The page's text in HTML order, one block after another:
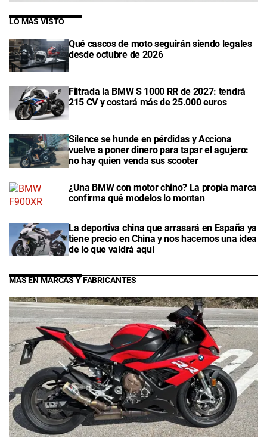
LO MÁS VISTO
Qué cascos de moto seguirán siendo legales
desde octubre de 2026
Filtrada la BMW S 1000 RR de 2027: tendrá
215 CV y costará más de 25.000 euros
Silence se hunde en pérdidas y Acciona
vuelve a poner dinero para tapar el agujero:
no hay quien venda sus scooter
¿Una BMW con motor chino? La propia marca
confirma qué modelos lo montan
La deportiva china que arrasará en España ya
tiene precio en China y nos hacemos una idea
de lo que valdrá aquí
MÁS EN MARCAS Y FABRICANTES